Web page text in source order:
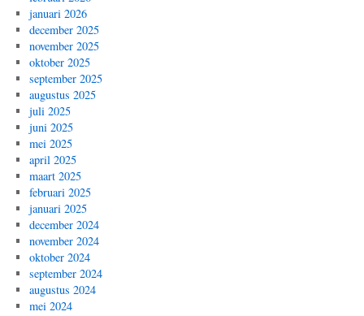
januari 2026
december 2025
november 2025
oktober 2025
september 2025
augustus 2025
juli 2025
juni 2025
mei 2025
april 2025
maart 2025
februari 2025
januari 2025
december 2024
november 2024
oktober 2024
september 2024
augustus 2024
mei 2024